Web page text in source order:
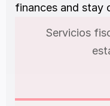
finances and stay
Servicios